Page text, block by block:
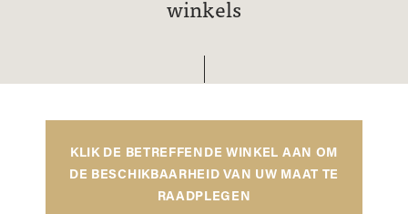
winkels
KLIK DE BETREFFENDE WINKEL AAN OM
DE BESCHIKBAARHEID VAN UW MAAT TE
RAADPLEGEN